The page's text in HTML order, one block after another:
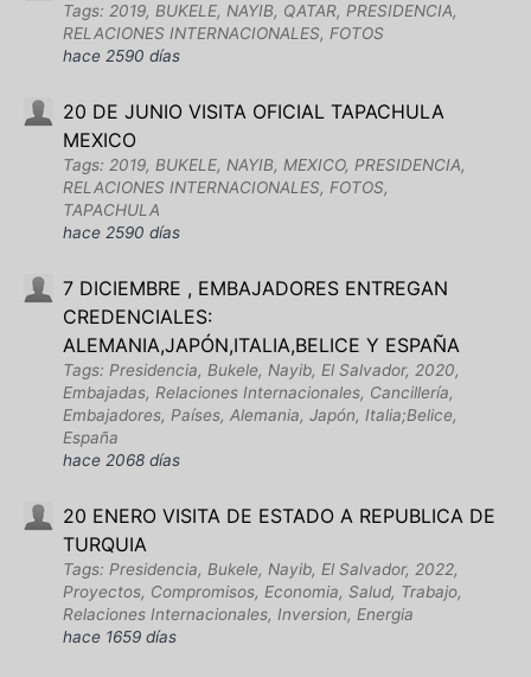
Tags: 2019, BUKELE, NAYIB, QATAR, PRESIDENCIA,
RELACIONES INTERNACIONALES, FOTOS
hace 2590 días
20 DE JUNIO VISITA OFICIAL TAPACHULA
MEXICO
Tags: 2019, BUKELE, NAYIB, MEXICO, PRESIDENCIA,
RELACIONES INTERNACIONALES, FOTOS,
TAPACHULA
hace 2590 días
7 DICIEMBRE , EMBAJADORES ENTREGAN
CREDENCIALES:
ALEMANIA,JAPÓN,ITALIA,BELICE Y ESPAÑA
Tags: Presidencia, Bukele, Nayib, El Salvador, 2020,
Embajadas, Relaciones Internacionales, Cancillería,
Embajadores, Países, Alemania, Japón, Italia;Belice,
España
hace 2068 días
20 ENERO VISITA DE ESTADO A REPUBLICA DE
TURQUIA
Tags: Presidencia, Bukele, Nayib, El Salvador, 2022,
Proyectos, Compromisos, Economia, Salud, Trabajo,
Relaciones Internacionales, Inversion, Energia
hace 1659 días